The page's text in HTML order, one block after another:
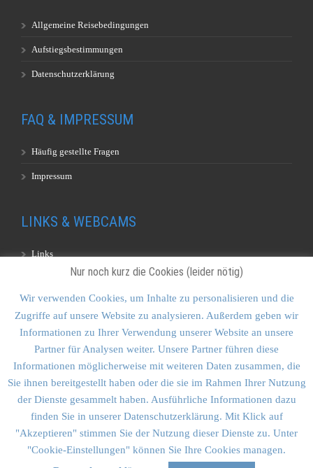
Allgemeine Reisebedingungen
Aufstiegsbestimmungen
Datenschutzerklärung
FAQ & IMPRESSUM
Häufig gestellte Fragen
Impressum
LINKS & WEBCAMS
Links
KONTAKT & SITEMAP
Kontakt
Sitemap
Vulkankultour-BUFF®
Nur noch kurz die Cookies (leider nötig)
Wir verwenden Cookies, um Inhalte zu personalisieren und die
Zugriffe auf unsere Website zu analysieren. Außerdem geben wir
Informationen zu Ihrer Verwendung unserer Website an unsere
Partner für Analysen weiter. Unsere Partner führen diese
Informationen möglicherweise mit weiteren Daten zusammen, die
Sie ihnen bereitgestellt haben oder die sie im Rahmen Ihrer Nutzung
der Dienste gesammelt haben. Ausführliche Informationen dazu
finden Sie in unserer Datenschutzerklärung. Mit Klick auf
"Akzeptieren" stimmen Sie der Nutzung dieser Dienste zu. Unter
"Cookie-Einstellungen" können Sie Ihre Cookies managen.